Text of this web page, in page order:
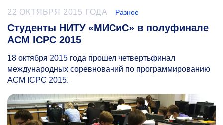
22 ОКТЯБРЯ 2015 ГОДА Разное
Студенты НИТУ «МИСиС» в полуфинале
ACM ICPC 2015
18 октября 2015 года прошел четвертьфинал
международных соревнований по программированию
ACM ICPC 2015.